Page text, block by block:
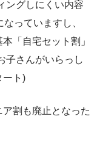
ングしにくい内容
っていますし、
「自宅セット割」
子さんがいらっし
ート)
割も廃止となった